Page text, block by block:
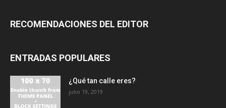
RECOMENDACIONES DEL EDITOR
ENTRADAS POPULARES
¿Qué tan calle eres?
julio 19, 2019